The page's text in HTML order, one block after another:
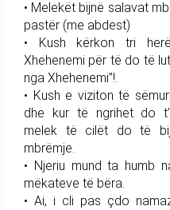
• Melekët bijnë salavat
pastër (me abdest)
• Kush kërkon tri
Xhehenemi për të do të
nga Xhehenemi”!.
• Kush e viziton të
dhe kur të ngrihet do
melek të cilët do të
mbrëmje.
• Njeriu mund ta humb
mëkateve të bëra.
• Ai, i cli pas çdo